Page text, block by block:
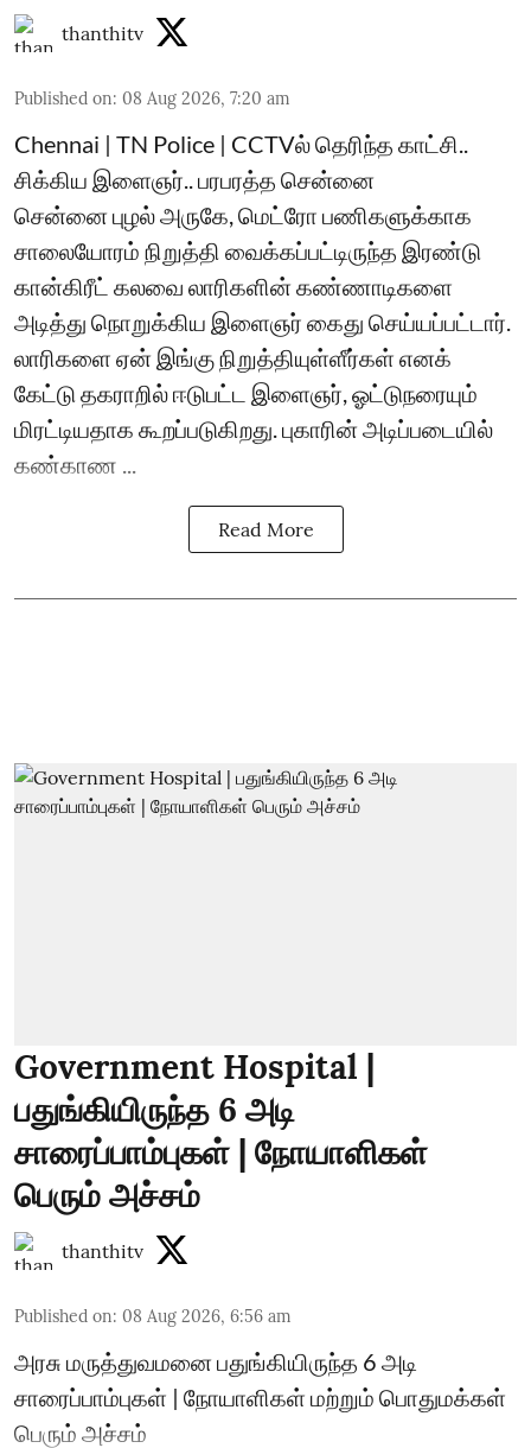
thanthitv
Published on: 08 Aug 2026, 7:20 am
Chennai | TN Police | CCTVல் தெரிந்த காட்சி..
சிக்கிய இளைஞர்.. பரபரத்த சென்னை
சென்னை புழல் அருகே, மெட்ரோ பணிகளுக்காக
சாலையோரம் நிறுத்தி வைக்கப்பட்டிருந்த இரண்டு
கான்கிரீட் கலவை லாரிகளின் கண்ணாடிகளை
அடித்து நொறுக்கிய இளைஞர் கைது செய்யப்பட்டார்.
லாரிகளை ஏன் இங்கு நிறுத்தியுள்ளீர்கள் எனக்
கேட்டு தகராறில் ஈடுபட்ட இளைஞர், ஓட்டுநரையும்
மிரட்டியதாக கூறப்படுகிறது. புகாரின் அடிப்படையில்
கண்காண ...
Read More
Government Hospital |
பதுங்கியிருந்த 6 அடி
சாரைப்பாம்புகள் | நோயாளிகள்
பெரும் அச்சம்
thanthitv
Published on: 08 Aug 2026, 6:56 am
அரசு மருத்துவமனை பதுங்கியிருந்த 6 அடி
சாரைப்பாம்புகள் | நோயாளிகள் மற்றும் பொதுமக்கள்
பெரும் அச்சம்